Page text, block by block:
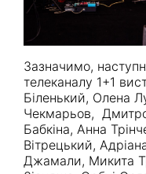
Зазначимо,
телеканалу 1+1
Біленький, Олена
Чекмарьов,
Бабкіна, Анна
Вітрецький,
Джамали, Микита